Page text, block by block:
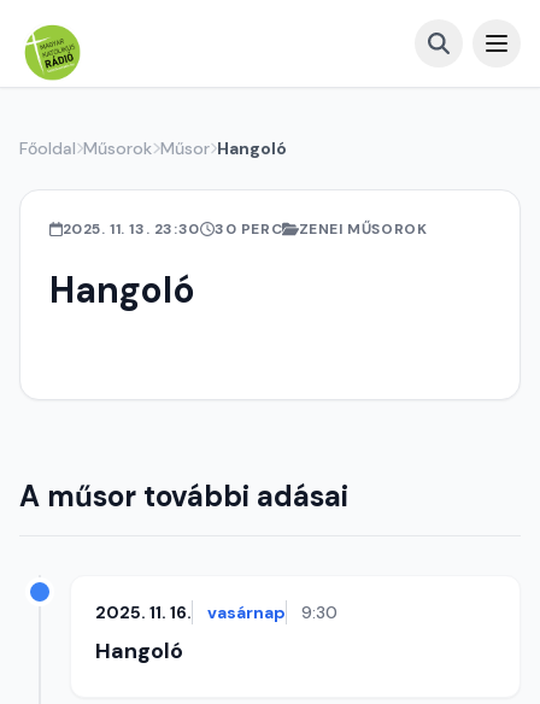
Főoldal Műsorok Műsor Hangoló
2025. 11. 13. 23:30 30 PERC ZENEI MŰSOROK
Hangoló
A műsor további adásai
2025. 11. 16. vasárnap 9:30
Hangoló